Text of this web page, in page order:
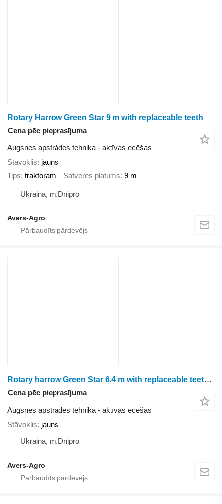
Rotary Harrow Green Star 9 m with replaceable teeth
Cena pēc pieprasījuma
Augsnes apstrādes tehnika - aktīvas ecēšas
Stāvoklis jauns
Tips traktoram Satveres platums 9 m
Ukraina, m.Dnipro
Avers-Agro
Rotary harrow Green Star 6.4 m with replaceable teeth John Deere, one-p
Cena pēc pieprasījuma
Augsnes apstrādes tehnika - aktīvas ecēšas
Stāvoklis jauns
Ukraina, m.Dnipro
Avers-Agro